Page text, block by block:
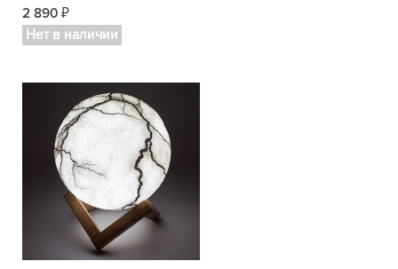
2 890 ₽
Нет в наличии